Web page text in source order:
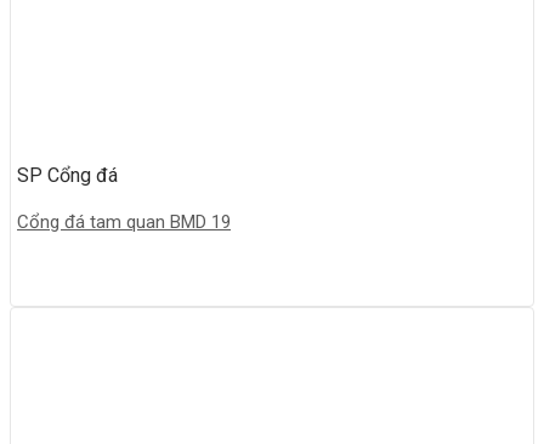
SP Cổng đá
Cổng đá tam quan BMD 19